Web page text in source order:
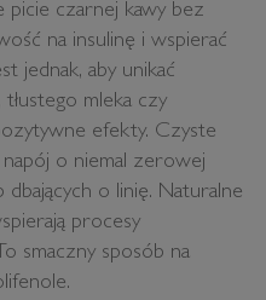
picie czarnej kawy bez
na insulinę i wspierać
jednak, aby unikać
mleka czy
efekty. Czyste
o niemal zerowej
dbających o linię. Naturalne
procesy
smaczny sposób na